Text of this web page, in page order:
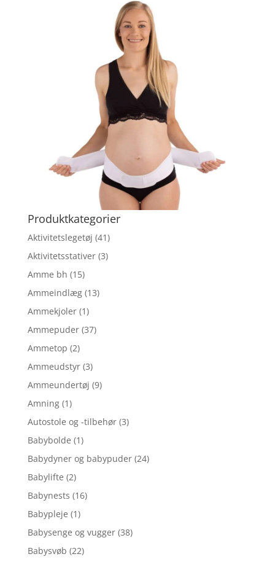
Produktkategorier
Aktivitetslegetøj (41)
Aktivitetsstativer (3)
Amme bh (15)
Ammeindlæg (13)
Ammekjoler (1)
Ammepuder (37)
Ammetop (2)
Ammeudstyr (3)
Ammeundertøj (9)
Amning (1)
Autostole og -tilbehør (3)
Babybolde (1)
Babydyner og babypuder (24)
Babylifte (2)
Babynests (16)
Babypleje (1)
Babysenge og vugger (38)
Babysvøb (22)